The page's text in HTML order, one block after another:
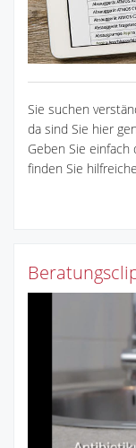
Sie suchen
da sind Sie hier
Geben Sie
finden Sie